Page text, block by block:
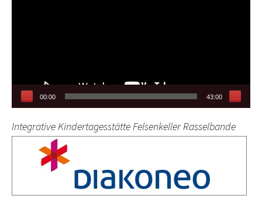
00:00 43:00
Integrative Kindertagesstätte Felsenkeller Rasselbande